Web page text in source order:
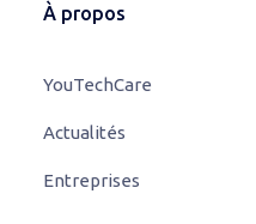
À propos
YouTechCare
Actualités
Entreprises